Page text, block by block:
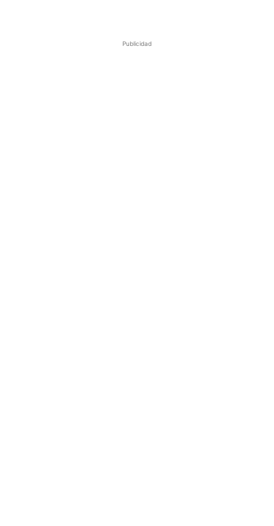
Publicidad